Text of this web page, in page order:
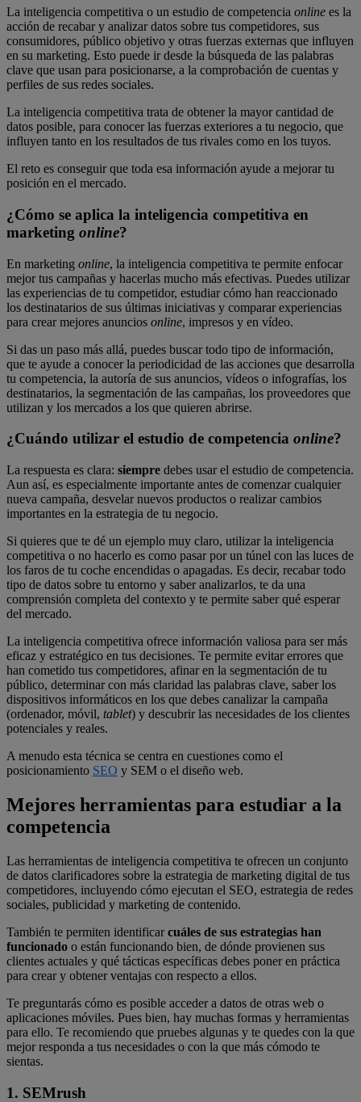
La inteligencia competitiva o un estudio de competencia online es la
acción de recabar y analizar datos sobre tus competidores, sus
consumidores, público objetivo y otras fuerzas externas que influyen
en su marketing. Esto puede ir desde la búsqueda de las palabras
clave que usan para posicionarse, a la comprobación de cuentas y
perfiles de sus redes sociales.
La inteligencia competitiva trata de obtener la mayor cantidad de
datos posible, para conocer las fuerzas exteriores a tu negocio, que
influyen tanto en los resultados de tus rivales como en los tuyos.
El reto es conseguir que toda esa información ayude a mejorar tu
posición en el mercado.
¿Cómo se aplica la inteligencia competitiva en
marketing online?
En marketing online, la inteligencia competitiva te permite enfocar
mejor tus campañas y hacerlas mucho más efectivas. Puedes utilizar
las experiencias de tu competidor, estudiar cómo han reaccionado
los destinatarios de sus últimas iniciativas y comparar experiencias
para crear mejores anuncios online, impresos y en vídeo.
Si das un paso más allá, puedes buscar todo tipo de información,
que te ayude a conocer la periodicidad de las acciones que desarrolla
tu competencia, la autoría de sus anuncios, vídeos o infografías, los
destinatarios, la segmentación de las campañas, los proveedores que
utilizan y los mercados a los que quieren abrirse.
¿Cuándo utilizar el estudio de competencia online?
La respuesta es clara: siempre debes usar el estudio de competencia.
Aun así, es especialmente importante antes de comenzar cualquier
nueva campaña, desvelar nuevos productos o realizar cambios
importantes en la estrategia de tu negocio.
Si quieres que te dé un ejemplo muy claro, utilizar la inteligencia
competitiva o no hacerlo es como pasar por un túnel con las luces de
los faros de tu coche encendidas o apagadas. Es decir, recabar todo
tipo de datos sobre tu entorno y saber analizarlos, te da una
comprensión completa del contexto y te permite saber qué esperar
del mercado.
La inteligencia competitiva ofrece información valiosa para ser más
eficaz y estratégico en tus decisiones. Te permite evitar errores que
han cometido tus competidores, afinar en la segmentación de tu
público, determinar con más claridad las palabras clave, saber los
dispositivos informáticos en los que debes canalizar la campaña
(ordenador, móvil, tablet) y descubrir las necesidades de los clientes
potenciales y reales.
A menudo esta técnica se centra en cuestiones como el
posicionamiento SEO y SEM o el diseño web.
Mejores herramientas para estudiar a la
competencia
Las herramientas de inteligencia competitiva te ofrecen un conjunto
de datos clarificadores sobre la estrategia de marketing digital de tus
competidores, incluyendo cómo ejecutan el SEO, estrategia de redes
sociales, publicidad y marketing de contenido.
También te permiten identificarcuáles de sus estrategias han
funcionado o están funcionando bien, de dónde provienen sus
clientes actuales y qué tácticas específicas debes poner en práctica
para crear y obtener ventajas con respecto a ellos.
Te preguntarás cómo es posible acceder a datos de otras web o
aplicaciones móviles. Pues bien, hay muchas formas y herramientas
para ello. Te recomiendo que pruebes algunas y te quedes con la que
mejor responda a tus necesidades o con la que más cómodo te
sientas.
1. SEMrush